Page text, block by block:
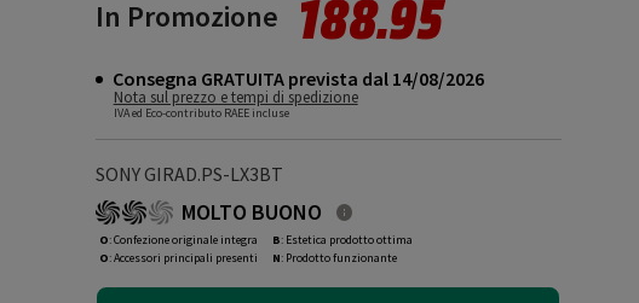
In Promozione 188.95
Consegna GRATUITA prevista dal 14/08/2026
Nota sul prezzo e tempi di spedizione
IVA ed Eco-contributo RAEE incluse
SONY GIRAD.PS-LX3BT
MOLTO BUONO
O: Confezione originale integra
O: Accessori principali presenti
B: Estetica prodotto ottima
N: Prodotto funzionante